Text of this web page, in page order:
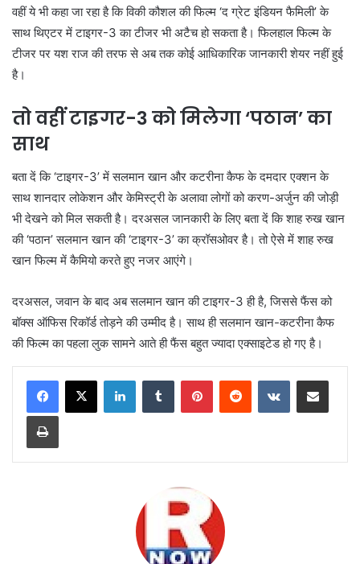
वहीं ये भी कहा जा रहा है कि विकी कौशल की फिल्म ‘द ग्रेट इंडियन फैमिली’ के
साथ थिएटर में टाइगर-3 का टीजर भी अटैच हो सकता है। फिलहाल फिल्म के
टीजर पर यश राज की तरफ से अब तक कोई आधिकारिक जानकारी शेयर नहीं हुई
है।
तो वहीं टाइगर-3 को मिलेगा ‘पठान’ का
साथ
बता दें कि ‘टाइगर-3’ में सलमान खान और कटरीना कैफ के दमदार एक्शन के
साथ शानदार लोकेशन और केमिस्ट्री के अलावा लोगों को करण-अर्जुन की जोड़ी
भी देखने को मिल सकती है। दरअसल जानकारी के लिए बता दें कि शाह रुख खान
की ‘पठान’ सलमान खान की ‘टाइगर-3’ का क्रॉसओवर है। तो ऐसे में शाह रुख
खान फिल्म में कैमियो करते हुए नजर आएंगे।
दरअसल, जवान के बाद अब सलमान खान की टाइगर-3 ही है, जिससे फैंस को
बॉक्स ऑफिस रिकॉर्ड तोड़ने की उम्मीद है। साथ ही सलमान खान-कटरीना कैफ
की फिल्म का पहला लुक सामने आते ही फैंस बहुत ज्यादा एक्साइटेड हो गए है।
LinkedInTumblr PinterestReddit VKontakteShare via Email
Print